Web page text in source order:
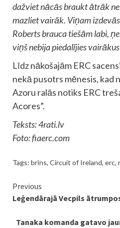
dažviet nācās braukt ātrāk
mazliet vairāk. Viņam
Roberts brauca tiešām labi,
viņš nebija piedalījies vairākus
Līdz nākošajām ERC
nekā pusotrs mēnesis, kad
Azoru ralās notiks ERC
Acores”.
Teksts: 4rati.lv
Foto: fiaerc.com
Tags: brīns, Circuit of Ireland, erc,
Continue
Reading
Previous
Leģendārajā Vecpils
Tanaka komanda gatavo